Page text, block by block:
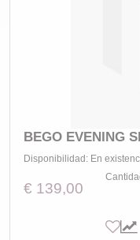
BEGO EVENING
Disponibilidad: En
€ 139,00